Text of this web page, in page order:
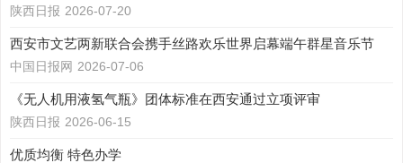
陕西日报 2026-07-20
西安市文艺两新联合会携手丝路欢乐世界启幕端午群星音乐节
中国日报网 2026-07-06
《无人机用液氢气瓶》团体标准在西安通过立项评审
陕西日报 2026-06-15
优质均衡 特色办学